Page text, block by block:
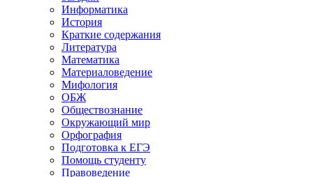
Информатика
История
Краткие содержания
Литература
Математика
Материаловедение
Мифология
ОБЖ
Обществознание
Окружающий мир
Орфография
Подготовка к ЕГЭ
Помощь студенту
Правоведение